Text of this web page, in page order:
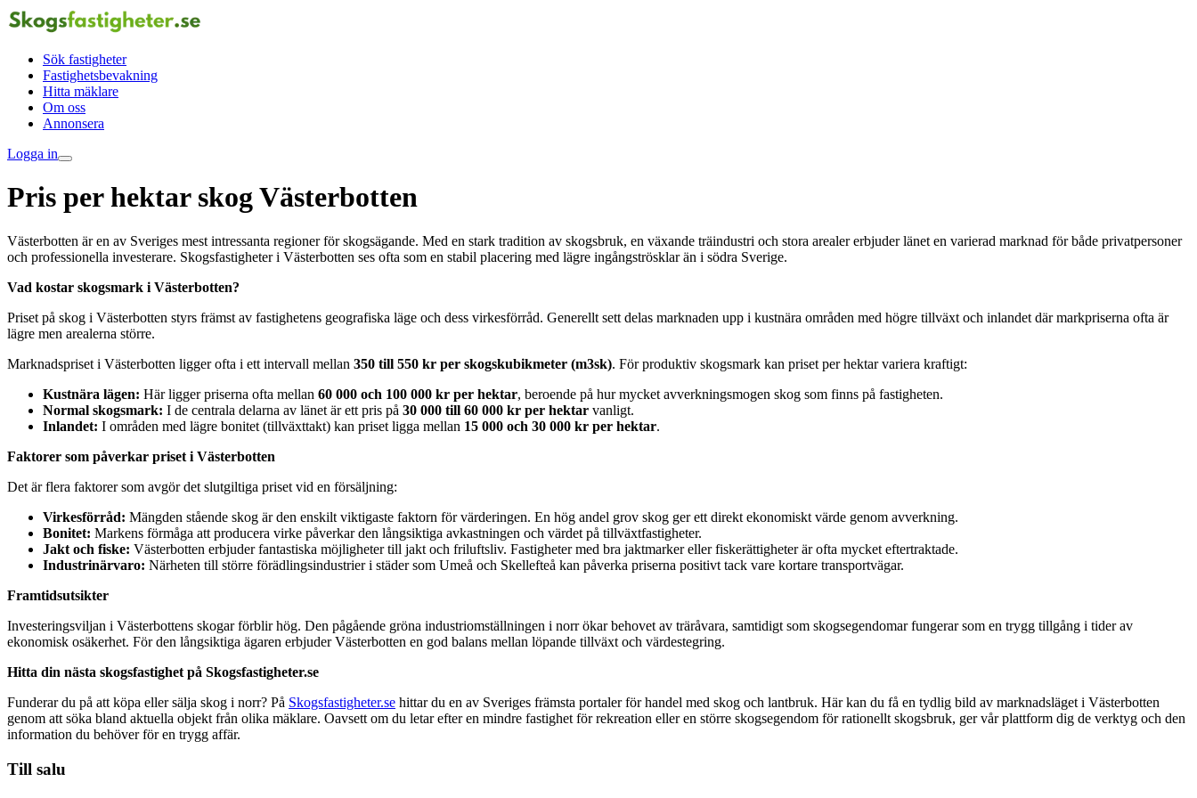
Sök fastigheter
Fastighetsbevakning
Hitta mäklare
Om oss
Annonsera
Logga in
Pris per hektar skog Västerbotten
Västerbotten är en av Sveriges mest intressanta regioner för skogsägande. Med en stark tradition av skogsbruk, en växande träindustri och stora arealer erbjuder länet en varierad marknad för både privatpersoner
och professionella investerare. Skogsfastigheter i Västerbotten ses ofta som en stabil placering med lägre ingångströsklar än i södra Sverige.
Vad kostar skogsmark i Västerbotten?
Priset på skog i Västerbotten styrs främst av fastighetens geografiska läge och dess virkesförråd. Generellt sett delas marknaden upp i kustnära områden med högre tillväxt och inlandet där markpriserna ofta är
lägre men arealerna större.
Marknadspriset i Västerbotten ligger ofta i ett intervall mellan 350 till 550 kr per skogskubikmeter (m3sk). För produktiv skogsmark kan priset per hektar variera kraftigt:
Kustnära lägen: Här ligger priserna ofta mellan 60 000 och 100 000 kr per hektar, beroende på hur mycket avverkningsmogen skog som finns på fastigheten.
Normal skogsmark: I de centrala delarna av länet är ett pris på 30 000 till 60 000 kr per hektar vanligt.
Inlandet: I områden med lägre bonitet (tillväxttakt) kan priset ligga mellan 15 000 och 30 000 kr per hektar.
Faktorer som påverkar priset i Västerbotten
Det är flera faktorer som avgör det slutgiltiga priset vid en försäljning:
Virkesförråd: Mängden stående skog är den enskilt viktigaste faktorn för värderingen. En hög andel grov skog ger ett direkt ekonomiskt värde genom avverkning.
Bonitet: Markens förmåga att producera virke påverkar den långsiktiga avkastningen och värdet på tillväxtfastigheter.
Jakt och fiske: Västerbotten erbjuder fantastiska möjligheter till jakt och friluftsliv. Fastigheter med bra jaktmarker eller fiskerättigheter är ofta mycket eftertraktade.
Industrinärvaro: Närheten till större förädlingsindustrier i städer som Umeå och Skellefteå kan påverka priserna positivt tack vare kortare transportvägar.
Framtidsutsikter
Investeringsviljan i Västerbottens skogar förblir hög. Den pågående gröna industriomställningen i norr ökar behovet av träråvara, samtidigt som skogsegendomar fungerar som en trygg tillgång i tider av
ekonomisk osäkerhet. För den långsiktiga ägaren erbjuder Västerbotten en god balans mellan löpande tillväxt och värdestegring.
Hitta din nästa skogsfastighet på Skogsfastigheter.se
Funderar du på att köpa eller sälja skog i norr? På Skogsfastigheter.se hittar du en av Sveriges främsta portaler för handel med skog och lantbruk. Här kan du få en tydlig bild av marknadsläget i Västerbotten
genom att söka bland aktuella objekt från olika mäklare. Oavsett om du letar efter en mindre fastighet för rekreation eller en större skogsegendom för rationellt skogsbruk, ger vår plattform dig de verktyg och den
information du behöver för en trygg affär.
Till salu